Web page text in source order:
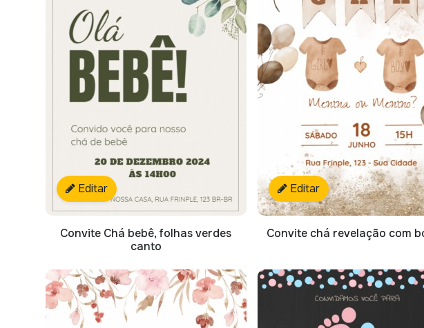
Editar
Convite Chá bebê, folhas verdes
canto
Editar
Convite chá revelação com